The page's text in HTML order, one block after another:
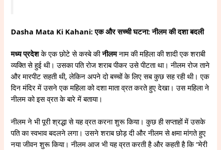
Dasha Mata Ki Kahani: एक और सच्ची घटना: नीलम की दशा बदली
मध्य प्रदेशके एक छोटे से कस्बे कीनीलमनाम की महिला की शादी एक शराबी
व्यक्ति से हुई थी। उसका पति रोज शराब पीकर उसे पीटता था। नीलम रोज ताने
और मारपीट सहती थी, लेकिन अपने दो बच्चों के लिए सब कुछ सह रही थी। एक
दिन मंदिर में उसने एक महिला को दशा माता व्रत करते हुए देखा। उस महिला ने
नीलम को इस व्रत के बारे में बताया।
नीलम ने भी पूरी श्रद्धा से यह व्रत करना शुरू किया। कुछ ही सप्ताहों में उसके
पति का स्वभाव बदलने लगा। उसने शराब छोड़ दी और नीलम से क्षमा मांगते हुए
नया जीवन शुरू किया। नीलम आज भी यह व्रत करती है और कहती है कि “मेरी